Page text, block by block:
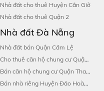
Nhà đất cho thuê Huyện Cần Giờ
Nhà đất cho thuê Quận 2
Nhà đất Đà Nẵng
Nhà đất bán Quận Cẩm Lệ
Cho thuê căn hộ chung cư Quận Sơn Trà
Bán căn hộ chung cư Quận Thanh Khê
Bán nhà riêng Huyện Đảo Hoàng Sa